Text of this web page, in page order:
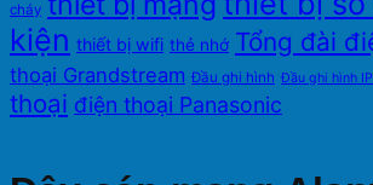
cháy
kiện thiết bị wifi thẻ nhớ Tổng đài
thoại Grandstream Đầu ghi hình Đầu ghi hình
thoại điện thoại Panasonic